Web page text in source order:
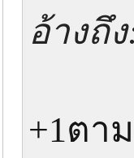
อ้างถึ
+1ตา